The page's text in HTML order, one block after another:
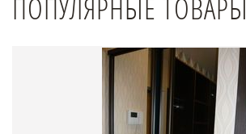
ПОПУЛЯРНЫЕ ТОВАРЫ